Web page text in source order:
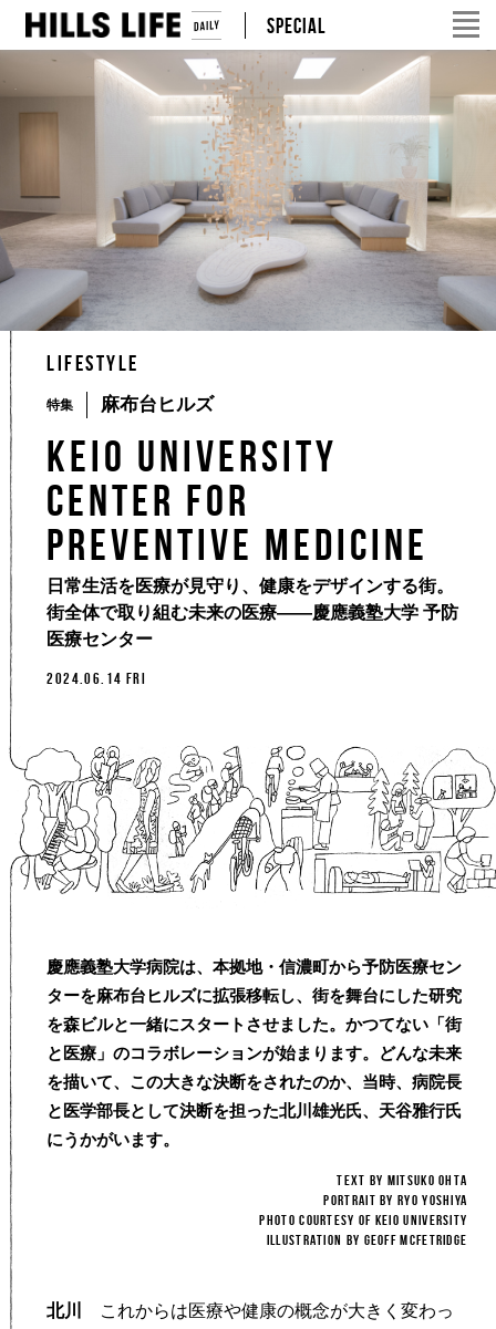
SPECIAL
LIFESTYLE
特集 麻布台ヒルズ
Keio University
Center for
Preventive Medicine
日常生活を医療が見守り、健康をデザインする街。
街全体で取り組む未来の医療——慶應義塾大学 予防
医療センター
2024.06.14 FRI
慶應義塾大学病院は、本拠地・信濃町から予防医療セン
ターを麻布台ヒルズに拡張移転し、街を舞台にした研究
を森ビルと一緒にスタートさせました。かつてない「街
と医療」のコラボレーションが始まります。どんな未来
を描いて、この大きな決断をされたのか、当時、病院長
と医学部長として決断を担った北川雄光氏、天谷雅行氏
にうかがいます。
TEXT BY MITSUKO OHTA
Portrait by Ryo Yoshiya
Photo courtesy of Keio University
illustration by Geoff McFetridge
北川
これからは医療や健康の概念が大きく変わっ